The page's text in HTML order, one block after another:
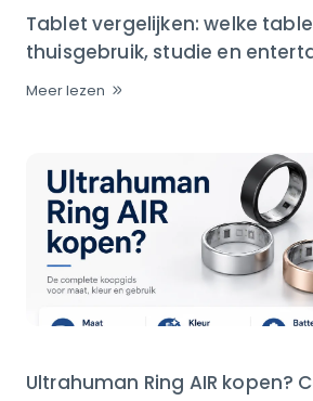
Tablet vergelijken: welke
thuisgebruik, studie en
Meer lezen
Ultrahuman Ring AIR kopen?